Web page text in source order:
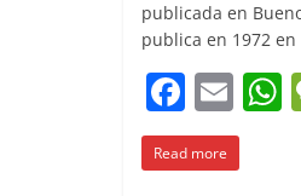
publicada en
publica en 1972
F
a
c
E
m
ai
Read more